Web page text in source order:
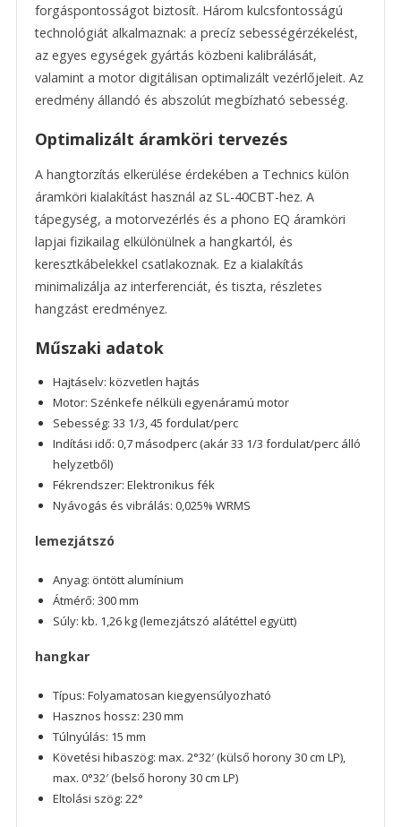
forgáspontosságot biztosít. Három kulcsfontosságú
technológiát alkalmaznak: a precíz sebességérzékelést,
az egyes egységek gyártás közbeni kalibrálását,
valamint a motor digitálisan optimalizált vezérlőjeleit. Az
eredmény állandó és abszolút megbízható sebesség.
Optimalizált áramköri tervezés
A hangtorzítás elkerülése érdekében a Technics külön
áramköri kialakítást használ az SL-40CBT-hez. A
tápegység, a motorvezérlés és a phono EQ áramköri
lapjai fizikailag elkülönülnek a hangkartól, és
keresztkábelekkel csatlakoznak. Ez a kialakítás
minimalizálja az interferenciát, és tiszta, részletes
hangzást eredményez.
Műszaki adatok
Hajtáselv: közvetlen hajtás
Motor: Szénkefe nélküli egyenáramú motor
Sebesség: 33 1/3, 45 fordulat/perc
Indítási idő: 0,7 másodperc (akár 33 1/3 fordulat/perc álló
helyzetből)
Fékrendszer: Elektronikus fék
Nyávogás és vibrálás: 0,025% WRMS
lemezjátszó
Anyag: öntött alumínium
Átmérő: 300 mm
Súly: kb. 1,26 kg (lemezjátszó alátéttel együtt)
hangkar
Típus: Folyamatosan kiegyensúlyozható
Hasznos hossz: 230 mm
Túlnyúlás: 15 mm
Követési hibaszög: max. 2°32′ (külső horony 30 cm LP),
max. 0°32′ (belső horony 30 cm LP)
Eltolási szög: 22°